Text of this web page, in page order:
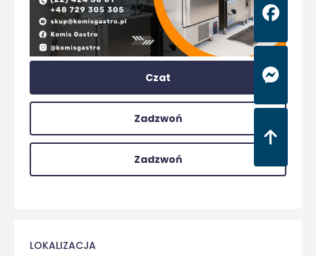
Czat
Zadzwoń
Zadzwoń
LOKALIZACJA